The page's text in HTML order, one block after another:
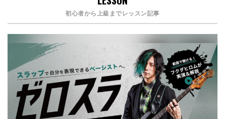
初心者から上級までレッスン記事